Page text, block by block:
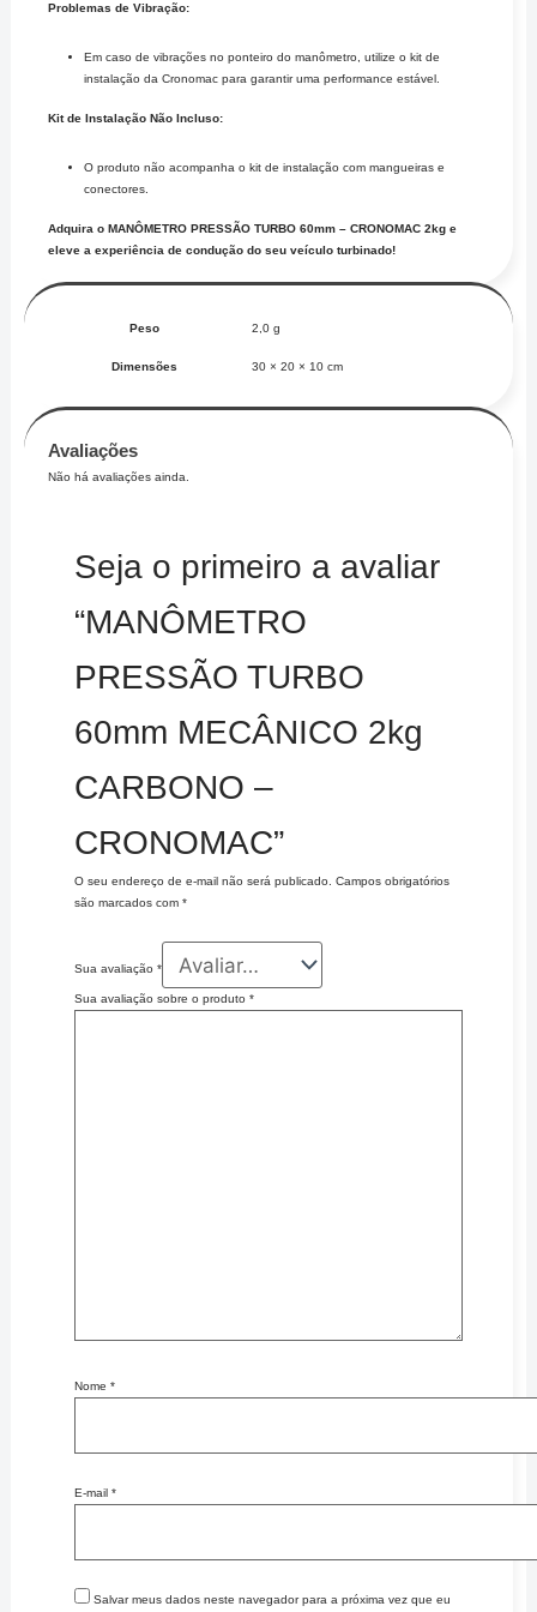
Problemas de Vibração:
Em caso de vibrações no ponteiro do manômetro, utilize o kit de
instalação da Cronomac para garantir uma performance estável.
Kit de Instalação Não Incluso:
O produto não acompanha o kit de instalação com mangueiras e
conectores.
Adquira o MANÔMETRO PRESSÃO TURBO 60mm – CRONOMAC 2kg e
eleve a experiência de condução do seu veículo turbinado!
Peso 2,0 g
Dimensões 30 × 20 × 10 cm
Avaliações
Não há avaliações ainda.
Seja o primeiro a avaliar
“MANÔMETRO
PRESSÃO TURBO
60mm MECÂNICO 2kg
CARBONO –
CRONOMAC”
O seu endereço de e-mail não será publicado. Campos obrigatórios
são marcados com *
Sua avaliação *
Sua avaliação sobre o produto *
Nome *
E-mail *
Salvar meus dados neste navegador para a próxima vez que eu